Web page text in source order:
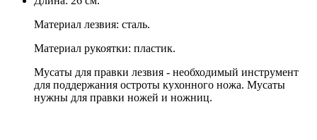
Материал лезвия: сталь.
Материал рукоятки: пластик.
Мусаты для правки лезвия - необходимый инструмент
для поддержания остроты кухонного ножа. Мусаты
нужны для правки ножей и ножниц.